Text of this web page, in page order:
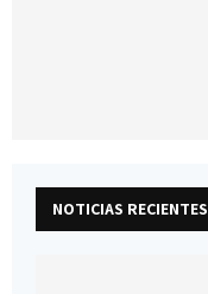
NOTICIAS RECIENTES